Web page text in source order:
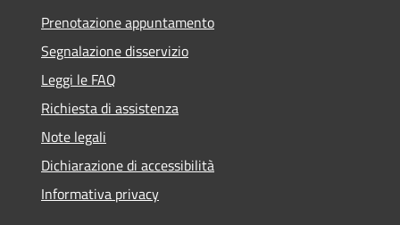
Prenotazione appuntamento
Segnalazione disservizio
Leggi le FAQ
Richiesta di assistenza
Note legali
Dichiarazione di accessibilità
Informativa privacy